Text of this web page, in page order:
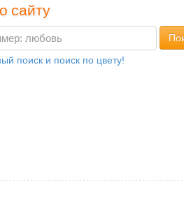
сайту
поиск и поиск по цвету!